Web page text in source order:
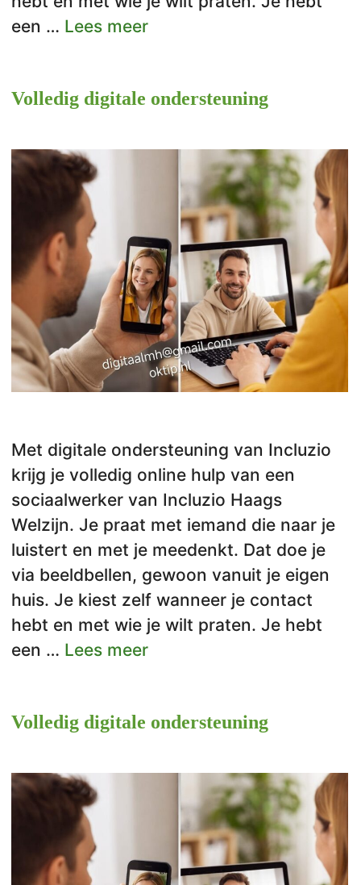
een … Lees meer
Volledig digitale ondersteuning
Met digitale ondersteuning van Incluzio
krijg je volledig online hulp van een
sociaalwerker van Incluzio Haags
Welzijn. Je praat met iemand die naar je
luistert en met je meedenkt. Dat doe je
via beeldbellen, gewoon vanuit je eigen
huis. Je kiest zelf wanneer je contact
hebt en met wie je wilt praten. Je hebt
een … Lees meer
Volledig digitale ondersteuning